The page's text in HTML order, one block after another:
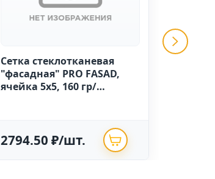
Сетка стеклотканевая
"фасадная" PRO FASAD,
ячейка 5х5, 160 гр/
2794.50 ₽/шт.